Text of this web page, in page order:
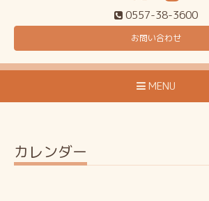
0557-38-3600
お問い合わせ
MENU
カレンダー